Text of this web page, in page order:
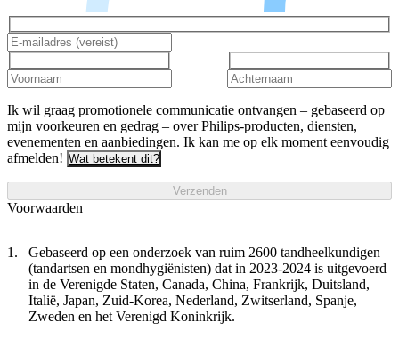
Ik wil graag promotionele communicatie ontvangen – gebaseerd op
mijn voorkeuren en gedrag – over Philips-producten, diensten,
evenementen en aanbiedingen. Ik kan me op elk moment eenvoudig
afmelden! Wat betekent dit?
Verzenden
Voorwaarden
Gebaseerd op een onderzoek van ruim 2600 tandheelkundigen
(tandartsen en mondhygiënisten) dat in 2023-2024 is uitgevoerd
in de Verenigde Staten, Canada, China, Frankrijk, Duitsland,
Italië, Japan, Zuid-Korea, Nederland, Zwitserland, Spanje,
Zweden en het Verenigd Koninkrijk.